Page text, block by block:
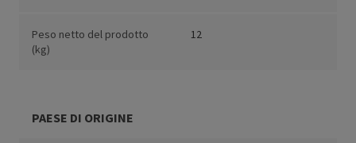
Peso netto del prodotto
(kg)
12
PAESE DI ORIGINE